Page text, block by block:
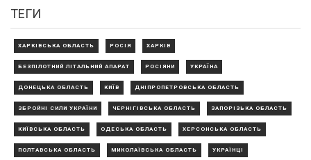
ТЕГИ
ХАРКІВСЬКА ОБЛАСТЬ РОСІЯ ХАРКІВ
БЕЗПІЛОТНИЙ ЛІТАЛЬНИЙ АПАРАТ РОСІЯНИ УКРАЇНА
ДОНЕЦЬКА ОБЛАСТЬ КИЇВ ДНІПРОПЕТРОВСЬКА ОБЛАСТЬ
ЗБРОЙНІ СИЛИ УКРАЇНИ ЧЕРНІГІВСЬКА ОБЛАСТЬ ЗАПОРІЗЬКА ОБЛАСТЬ
КИЇВСЬКА ОБЛАСТЬ ОДЕСЬКА ОБЛАСТЬ ХЕРСОНСЬКА ОБЛАСТЬ
ПОЛТАВСЬКА ОБЛАСТЬ МИКОЛАЇВСЬКА ОБЛАСТЬ УКРАЇНЦІ